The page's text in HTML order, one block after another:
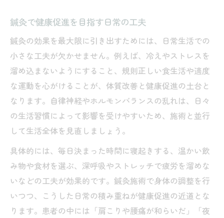
鍼灸の効果が現れるまでのメカニズム
鍼灸治療の信頼性と専門家の見解を探る
鍼治療の効果を実感するまでの期間と流れ
鍼灸で効果を感じるまでの一般的な期間
鍼灸治療の流れと体調変化の目安を解説
鍼灸は継続が体質改善への近道となる理由
鍼灸効果が出るまでの過ごし方と注意点
鍼灸が持つ自然治癒力の引き出し方とは
鍼灸で目指す自己治癒力アップの実践方法
健康促進へ導く鍼灸のメリットを解説
鍼灸で健康促進を目指す日常の工夫
鍼灸の効果を最大限に引き出すためには、日常生活での
小さな工夫が欠かせません。例えば、冷えやストレスを
溜め込まないようにすること、規則正しい食生活や適度
な運動を心がけることが、体質改善と健康促進の土台と
なります。自律神経やホルモンバランスの乱れは、日々
の生活習慣によって影響を受けやすいため、施術と並行
して生活全体を見直しましょう。
具体的には、毎日決まった時間に寝起きする、温かい飲
み物や食材を選ぶ、深呼吸やストレッチで疲労を溜めな
いなどの工夫が効果的です。鍼灸施術で身体の調整を行
いつつ、こうした日常の積み重ねが健康促進の近道とな
ります。患者の中には「肩こりや腰痛が和らいだ」「夜